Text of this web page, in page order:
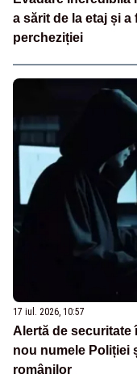
a sărit de la etaj și
percheziției
17 iul. 2026, 10:57
Alertă de securitate
nou numele Poliției
românilor